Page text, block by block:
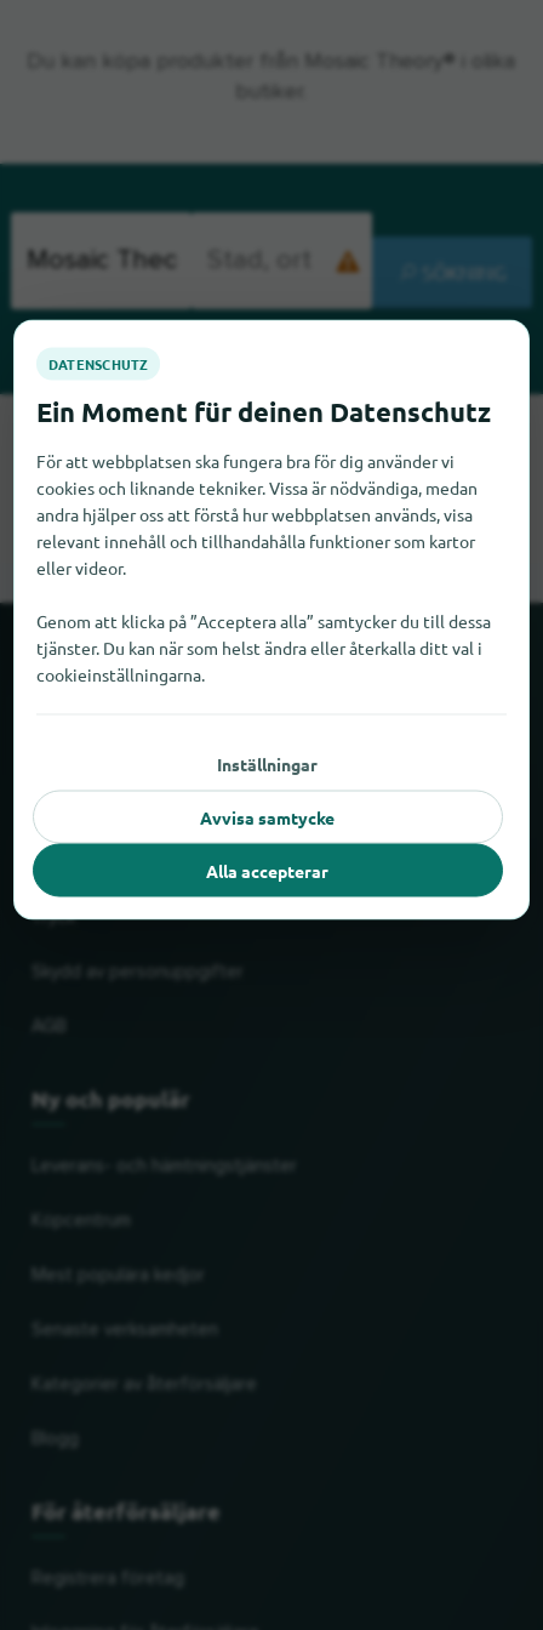
Du kan köpa produkter från Mosaic Theory® i olika
SÖKNING
Mosaic Theory finns skulle vi bli glada om du meddelade oss
det.
Om locabee
Rättslig
Tryck
Ny och populär
Leverans- och hämtningstjänster
Senaste verksamheten
För återförsäljare
För att webbplatsen ska fungera bra för dig använder vi
cookies och liknande tekniker. Vissa är nödvändiga, medan
andra hjälper oss att förstå hur webbplatsen används, visa
relevant innehåll och tillhandahålla funktioner som kartor
eller videor.
Genom att klicka på ”Acceptera alla” samtycker du till dessa
tjänster. Du kan när som helst ändra eller återkalla ditt val i
cookieinställningarna.
Inställningar
Avvisa samtycke
Alla accepterar